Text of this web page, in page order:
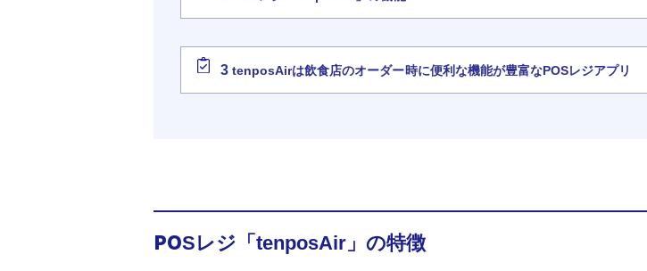
3 tenposAirは飲食店のオーダー時に便利な機能が豊富なPOSレジアプリ
POSレジ「tenposAir」の特徴